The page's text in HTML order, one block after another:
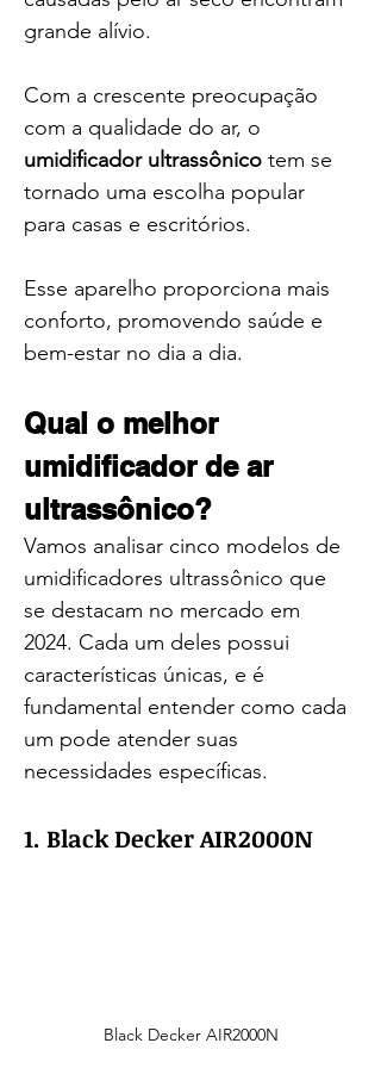
grande alívio.
Com a crescente preocupação
com a qualidade do ar, o
umidificador ultrassônico tem se
tornado uma escolha popular
para casas e escritórios.
Esse aparelho proporciona mais
conforto, promovendo saúde e
bem-estar no dia a dia.
Qual o melhor
umidificador de ar
ultrassônico?
Vamos analisar cinco modelos de
umidificadores ultrassônico que
se destacam no mercado em
2024. Cada um deles possui
características únicas, e é
fundamental entender como cada
um pode atender suas
necessidades específicas.
1. Black Decker AIR2000N
Black Decker AIR2000N